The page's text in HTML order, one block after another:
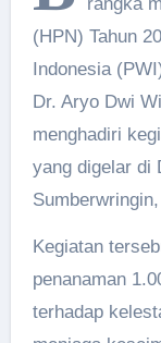
(HPN) Tahun
Indonesia
Dr. Aryo Dwi
menghadiri
yang digelar di
Kegiatan
penanaman
terhadap